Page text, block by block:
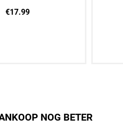
€17.99
NOG BETER